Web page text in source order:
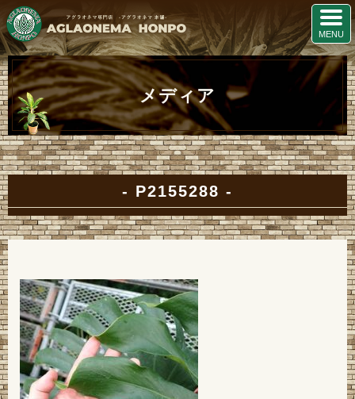
メディア
P2155288